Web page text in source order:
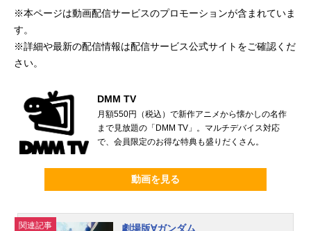
※本ページは動画配信サービスのプロモーションが含まれていま
す。
※詳細や最新の配信情報は配信サービス公式サイトをご確認くだ
さい。
DMM TV
月額550円（税込）で新作アニメから懐かしの名作
まで見放題の「DMM TV」。マルチデバイス対応
で、会員限定のお得な特典も盛りだくさん。
動画を見る
関連記事 劇場版∀ガンダム